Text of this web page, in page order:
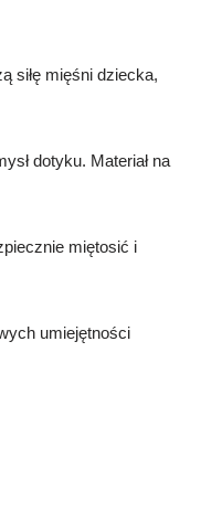
siłę mięśni dziecka,
dotyku. Materiał na
miętosić i
umiejętności